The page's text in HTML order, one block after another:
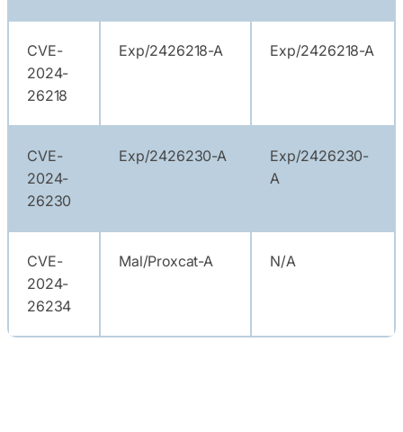
CVE-
2024-
26218
Exp/2426218-A Exp/2426218-A
CVE-
2024-
26230
Exp/2426230-A
Exp/2426230-
A
CVE-
2024-
26234
Mal/Proxcat-A N/A